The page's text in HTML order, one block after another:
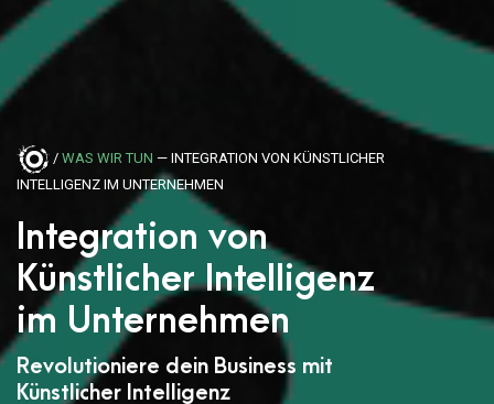
/ WAS WIR TUN — INTEGRATION VON KÜNSTLICHER
INTELLIGENZ IM UNTERNEHMEN
Integration von
Künstlicher Intelligenz
im Unternehmen
Revolutioniere dein Business mit
Künstlicher Intelligenz